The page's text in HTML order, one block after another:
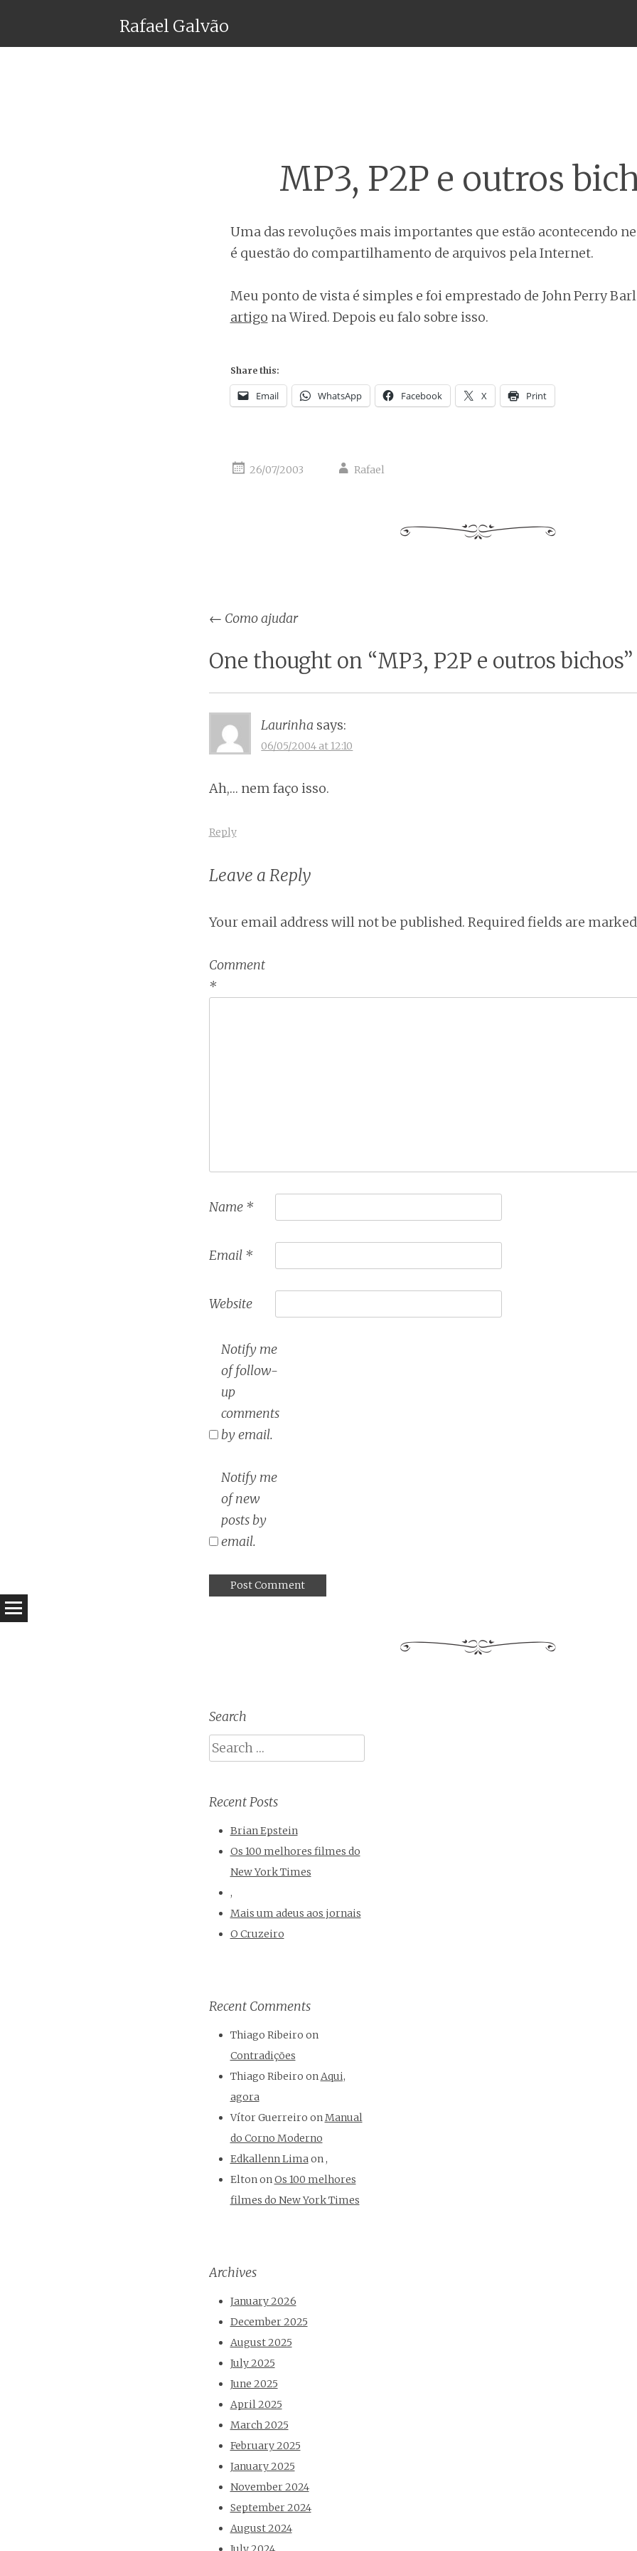
Rafael Galvão
MP3, P2P e outros
Uma das revoluções mais importantes que estão acontecendo
é questão do compartilhamento de arquivos pela Internet.
Meu ponto de vista é simples e foi emprestado de John Perry
artigo na Wired. Depois eu falo sobre isso.
Share this:
Email WhatsApp Facebook X Print
26/07/2003 Rafael
Post
navigation
← Como ajudar
One thought on “MP3, P2P e outros bichos”
Laurinha says:
06/05/2004 at 12:10
Ah,… nem faço isso.
Reply
Leave a Reply
Your email address will not be published. Required fields are
Comment
*
Name *
Email *
Website
Notify me
of follow-
up
comments
by email.
Notify me
of new
posts by
email.
Search
Search
Recent Posts
Brian Epstein
Os 100 melhores filmes do
New York Times
,
Mais um adeus aos jornais
O Cruzeiro
Recent Comments
Thiago Ribeiro on
Contradições
Thiago Ribeiro onAqui,
agora
Vítor Guerreiro onManual
do Corno Moderno
Edkallenn Limaon ,
EltononOs 100 melhores
filmes do New York Times
Archives
January 2026
December 2025
August 2025
July 2025
June 2025
April 2025
March 2025
February 2025
January 2025
November 2024
September 2024
August 2024